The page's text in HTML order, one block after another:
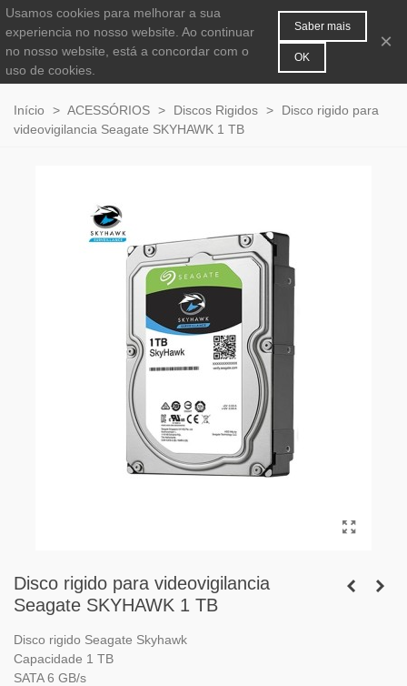
0
Início > ACESSÓRIOS > Discos Rigidos >
Disco rigido para
videovigilancia Seagate SKYHAWK 1 TB
Disco rigido para videovigilancia
Seagate SKYHAWK 1 TB
Disco rigido Seagate Skyhawk
Capacidade 1 TB
SATA 6 GB/s
Usamos cookies para melhorar a sua
experiencia no nosso website. Ao continuar
no nosso website, está a concordar com o
uso de cookies.
Saber mais
OK
×